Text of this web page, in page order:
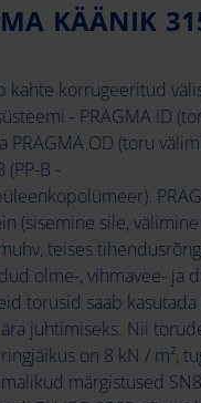
KÄÄNIK
kahte korrugeeritud
- PRAGMA ID
PRAGMA OD (toru
(PP-B -
(sisemine sile,
teises
olme-, vihmavee- ja
torusid saab kasutada
juhtimiseks. Nii
on 8 kN / m²,
märgistused SN8